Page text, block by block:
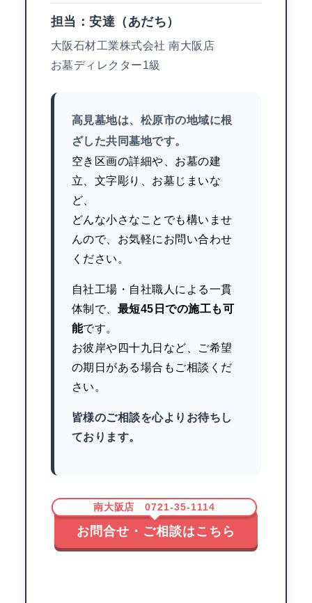
担当：安達（あだち）
大阪石材工業株式会社 南大阪店
お墓ディレクター1級
高見墓地は、松原市の地域に根
ざした共同墓地です。
空き区画の詳細や、お墓の建
立、文字彫り、お墓じまいな
ど、
どんな小さなことでも構いませ
んので、お気軽にお問い合わせ
ください。
自社工場・自社職人による一貫
体制で、 最短45日での施工も可
能です。
お彼岸や四十九日など、ご希望
の期日がある場合もご相談くだ
さい。
皆様のご相談を心よりお待ちし
ております。
南大阪店 0721-35-1114
お問合せ・ご相談はこちら